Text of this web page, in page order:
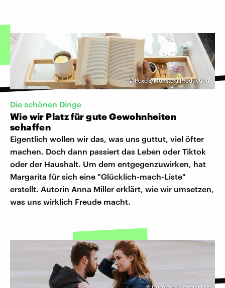
© Pexels/Monstera Production
Die schönen Dinge
Wie wir Platz für gute Gewohnheiten
schaffen
Eigentlich wollen wir das, was uns guttut, viel öfter
machen. Doch dann passiert das Leben oder Tiktok
oder der Haushalt. Um dem entgegenzuwirken, hat
Margarita für sich eine "Glücklich-mach-Liste"
erstellt. Autorin Anna Miller erklärt, wie wir umsetzen,
was uns wirklich Freude macht.